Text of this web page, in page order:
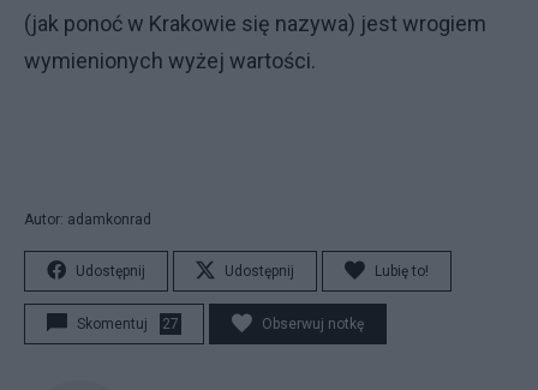
(jak ponoć w Krakowie się nazywa) jest wrogiem
wymienionych wyżej wartości.
Autor: adamkonrad
Udostępnij Udostępnij Lubię to!
Skomentuj 27 Obserwuj notkę